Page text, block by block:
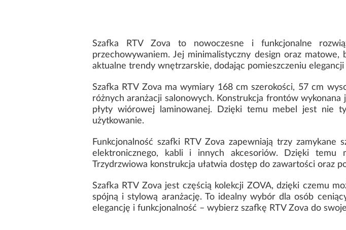
Szafka RTV Zova to nowoczesne i funkcjonalne
przechowywaniem. Jej minimalistyczny design oraz
aktualne trendy wnętrzarskie, dodając pomieszczeniu elegancji
Szafka RTV Zova ma wymiary 168 cm szerokości, 57 cm
różnych aranżacji salonowych. Konstrukcja frontów
płyty wiórowej laminowanej. Dzięki temu mebel jest nie
użytkowanie.
Funkcjonalność szafki RTV Zova zapewniają trzy
elektronicznego, kabli i innych akcesoriów. Dzięki temu
Trzydrzwiowa konstrukcja ułatwia dostęp do zawartości oraz
Szafka RTV Zova jest częścią kolekcji ZOVA, dzięki czemu
spójną i stylową aranżację. To idealny wybór dla osób
elegancję i funkcjonalność – wybierz szafkę RTV Zova do